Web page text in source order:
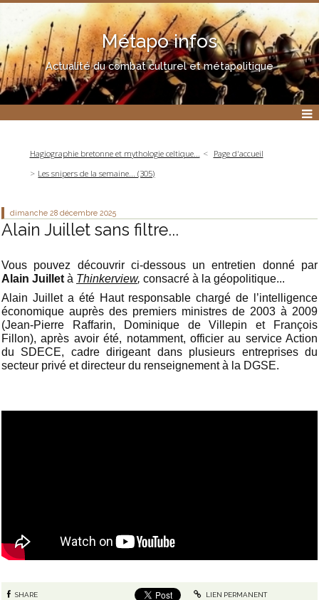
Métapo infos
Actualité du combat culturel et métapolitique
Hagiographie bretonne et mythologie celtique...
Page d'accueil
Les snipers de la semaine... (305)
dimanche 28 décembre 2025
Alain Juillet sans filtre...
Vous pouvez découvrir ci-dessous un entretien donné par
Alain Juillet à Thinkerview, consacré à la géopolitique...
Alain Juillet a été Haut responsable chargé de l’intelligence
économique auprès des premiers ministres de 2003 à 2009
(Jean-Pierre Raffarin, Dominique de Villepin et François
Fillon), après avoir été, notamment, officier au service Action
du SDECE, cadre dirigeant dans plusieurs entreprises du
secteur privé et directeur du renseignement à la DGSE.
SHARE
LIEN PERMANENT